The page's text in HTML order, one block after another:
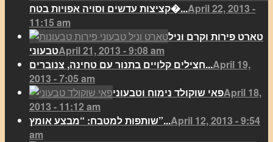
קציצות עדשים וסויה אפויות בטח�...April 22, 2013 -
11:15 am
טארט פירות וקרם וניל
טבעוניApril 21, 2013 - 9:08 am
חצילים קלויים בתנור עם טחינה, צנוברים...April 19,
2013 - 7:05 am
פאי שוקולד נימוח וטבעוניApril 18,
2013 - 11:12 am
שותפות למטבח: “מבצע אומץ”...April 12, 2013 - 9:54
am